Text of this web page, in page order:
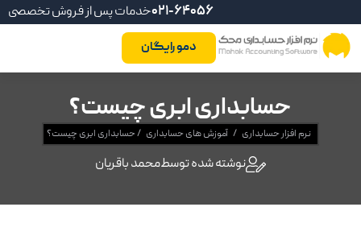
خدمات پس از فروش تخصصی021-64056
دمو رایگان
حسابداری ابری چیست؟
نرم افزار حسابداری / آموزش های حسابداری /حسابداری ابری چیست؟
نوشته شده توسطمحمد باقریان